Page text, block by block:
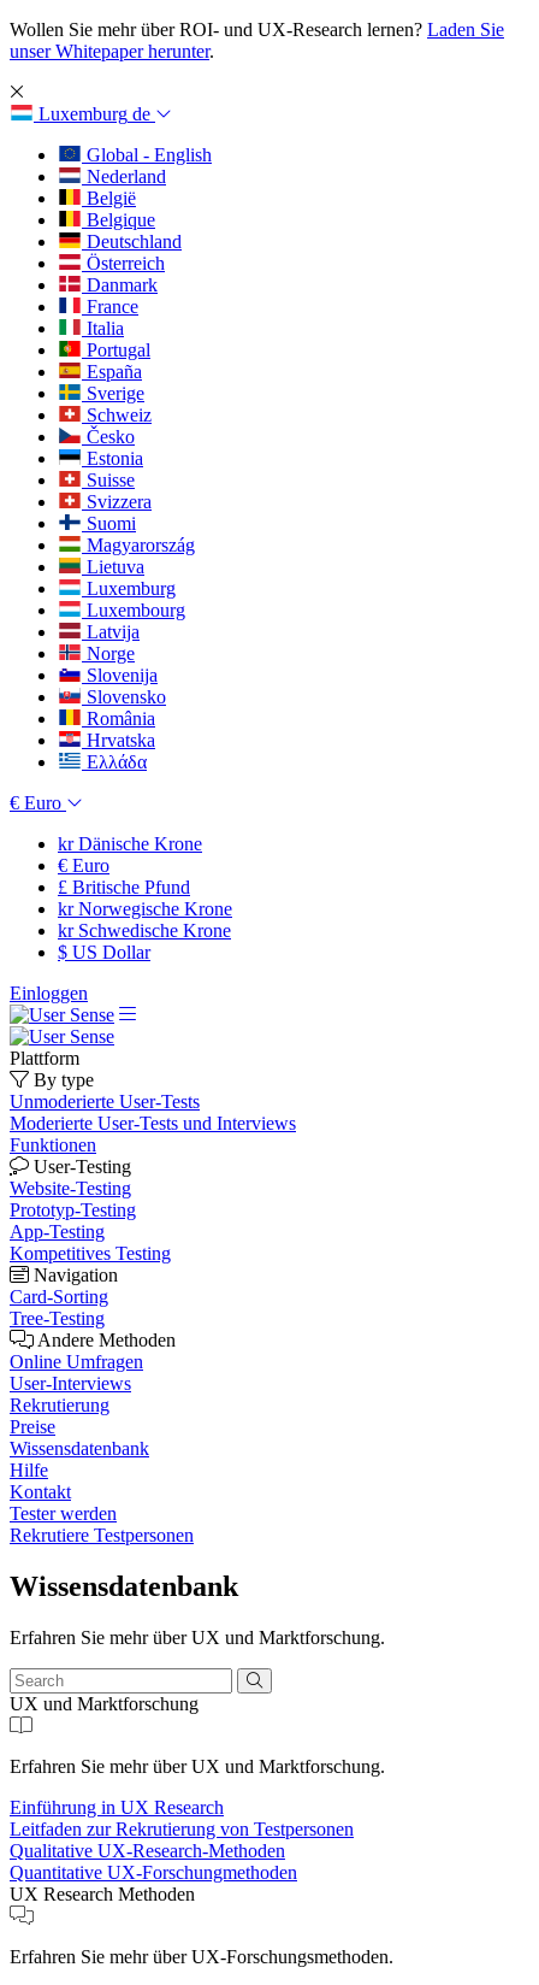
Wollen Sie mehr über ROI- und UX-Research lernen? Laden Sie
unser Whitepaper herunter.
Luxemburg de
Global - English
Nederland
België
Belgique
Deutschland
Österreich
Danmark
France
Italia
Portugal
España
Sverige
Schweiz
Česko
Estonia
Suisse
Svizzera
Suomi
Magyarország
Lietuva
Luxemburg
Luxembourg
Latvija
Norge
Slovenija
Slovensko
România
Hrvatska
Ελλάδα
€ Euro
krDänische Krone
€ Euro
£ Britische Pfund
krNorwegische Krone
krSchwedische Krone
$ US Dollar
Einloggen
Plattform
By type
Unmoderierte User-Tests
Moderierte User-Tests und Interviews
Funktionen
User-Testing
Website-Testing
Prototyp-Testing
App-Testing
Kompetitives Testing
Navigation
Card-Sorting
Tree-Testing
Andere Methoden
Online Umfragen
User-Interviews
Rekrutierung
Preise
Wissensdatenbank
Hilfe
Kontakt
Tester werden
Rekrutiere Testpersonen
Wissensdatenbank
Erfahren Sie mehr über UX und Marktforschung.
UX und Marktforschung
Erfahren Sie mehr über UX und Marktforschung.
Einführung in UX Research
Leitfaden zur Rekrutierung von Testpersonen
Qualitative UX-Research-Methoden
Quantitative UX-Forschungmethoden
UX Research Methoden
Erfahren Sie mehr über UX-Forschungsmethoden.